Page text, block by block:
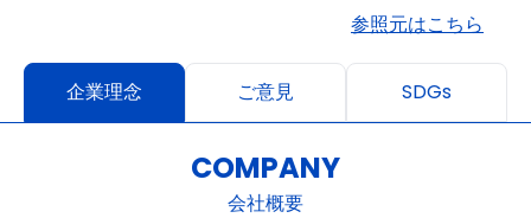
参照元はこちら
企業理念 ご意見 SDGs
COMPANY
会社概要